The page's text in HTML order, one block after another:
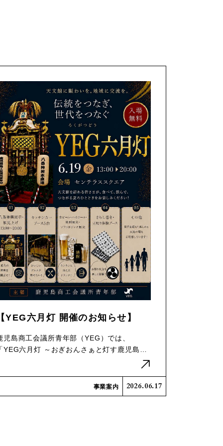
YEG六月灯 開催のお知らせ】
児島商工会議所青年部（YEG）では、
YEG六月灯 ～おぎおんさぁと灯す鹿児島…
事業案内 2026.06.17